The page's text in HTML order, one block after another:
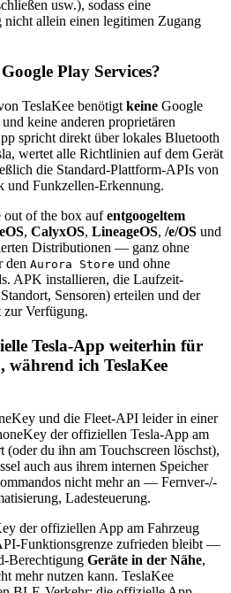
usw.), sodass eine
allein einen legitimen Zugang
Play Services?
TeslaKee benötigt keine Google
keine anderen proprietären
spricht direkt über lokales Bluetooth
wertet alle Richtlinien auf dem Gerät
die Standard-Plattform-APIs von
und Funkzellen-Erkennung.
out of the box aufentgoogeltem
, CalyxOS, LineageOS, /e/OS und
Distributionen — ganz ohne
den Aurora Store und ohne
APK installieren, die Laufzeit-
Sensoren) erteilen und der
zur Verfügung.
Tesla-App weiterhin für
während ich TeslaKee
und die Fleet-API leider in einer
der offiziellen Tesla-App am
(oder du ihn am Touchscreen löschst),
auch aus ihrem internen Speicher
nicht mehr an — Fernver-/-
Ladesteuerung.
der offiziellen App am Fahrzeug
Funktionsgrenze zufrieden bleibt —
Berechtigung Geräte in der Nähe,
mehr nutzen kann. TeslaKee